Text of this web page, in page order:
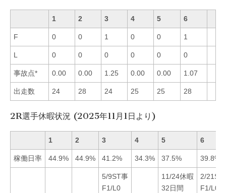
1 2 3 4 5 6
F 0 0 1 0 0 1
L 0 0 0 0 0 0
事故点* 0.00 0.00 1.25 0.00 0.00 1.07
出走数 24 28 24 25 25 28
2R選手休暇状況 (2025年11月1日より)
1 2 3 4 5 6
稼働日率 44.9% 44.9% 41.2% 34.3% 37.5% 39.8%
5/9ST事
F1/L0
11/24休暇
32日間
2/21ST
F1/L0